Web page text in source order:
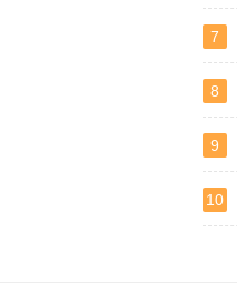
7
8
9
10